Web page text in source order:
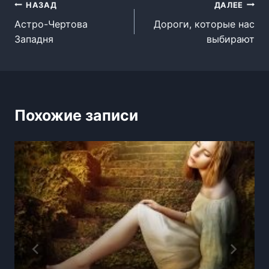
Навигация
по
НАЗАД
Астро-Чертова
Западня
ДАЛЕЕ
Дороги, которые нас
выбирают
Похожие записи